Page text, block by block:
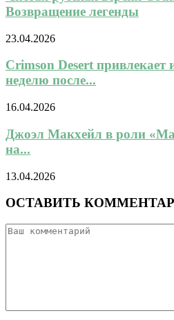
Возвращение легенды
23.04.2026
Crimson Desert привлекает
неделю после...
16.04.2026
Джоэл Макхейл в роли
на...
13.04.2026
ОСТАВИТЬ